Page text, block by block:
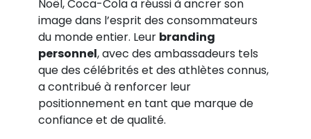
Noël, Coca-Cola a réussi à ancrer son
image dans l’esprit des consommateurs
du monde entier. Leur branding
personnel, avec des ambassadeurs tels
que des célébrités et des athlètes connus,
a contribué à renforcer leur
positionnement en tant que marque de
confiance et de qualité.